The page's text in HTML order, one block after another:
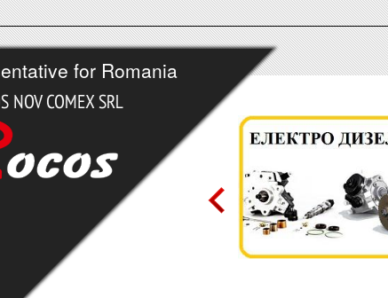
for Romania